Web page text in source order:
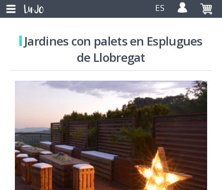
ES
Jardines con palets en Esplugues
de Llobregat